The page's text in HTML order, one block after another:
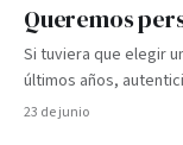
Queremos
Si tuviera que elegir
últimos años,
23 de junio